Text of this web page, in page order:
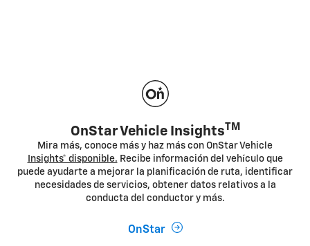
OnStar Vehicle InsightsTM
Mira más, conoce más y haz más con OnStar Vehicle
Insights* disponible. Recibe información del vehículo que
puede ayudarte a mejorar la planificación de ruta, identificar
necesidades de servicios, obtener datos relativos a la
conducta del conductor y más.
OnStar